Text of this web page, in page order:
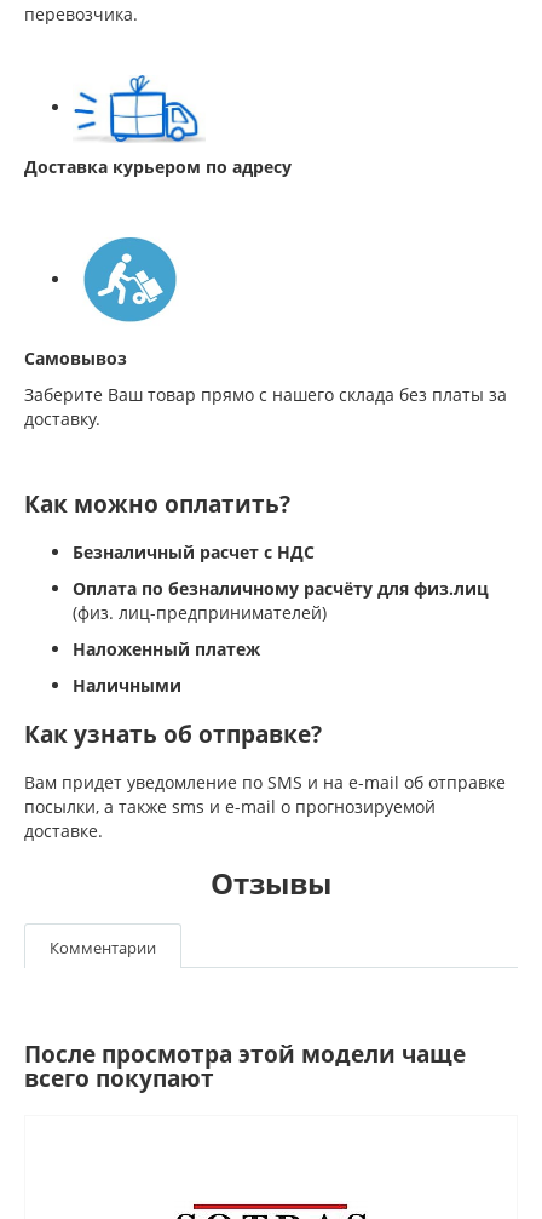
перевозчика.
Доставка курьером по адресу
Самовывоз
Заберите Ваш товар прямо с нашего склада без платы за
доставку.
Как можно оплатить?
Безналичный расчет с НДС
Оплата по безналичному расчёту для физ.лиц
(физ. лиц-предпринимателей)
Наложенный платеж
Наличными
Как узнать об отправке?
Вам придет уведомление по SMS и на e-mail об отправке
посылки, а также sms и e-mail о прогнозируемой
доставке.
Отзывы
Комментарии
После просмотра этой модели чаще
всего покупают